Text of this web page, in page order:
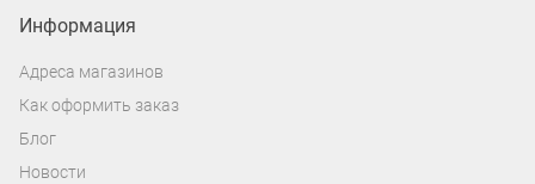
Информация
Адреса магазинов
Как оформить заказ
Блог
Новости